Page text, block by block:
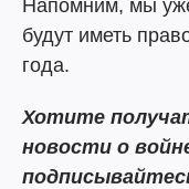
Напомним, мы
будут иметь
года.
Хотите
новости о